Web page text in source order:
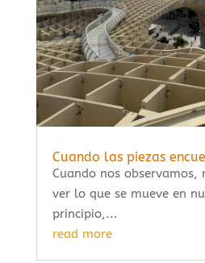
Cuando las piezas
Cuando nos observamos,
ver lo que se mueve en
principio,...
read more